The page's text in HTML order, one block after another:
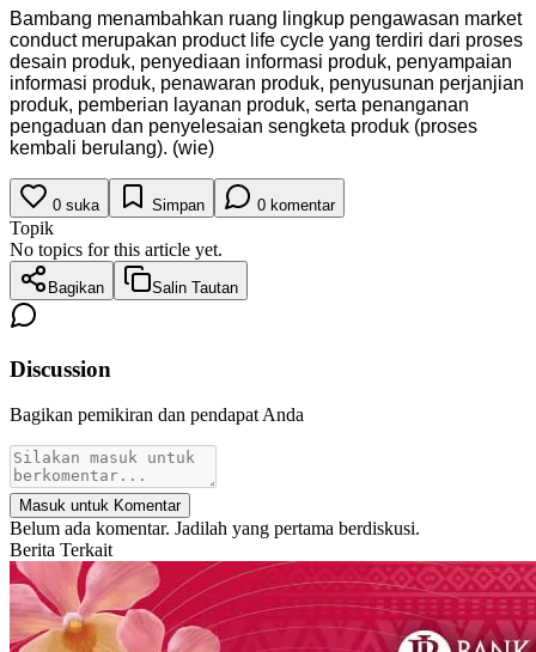
Bambang menambahkan ruang lingkup pengawasan market
conduct merupakan product life cycle yang terdiri dari proses
desain produk, penyediaan informasi produk, penyampaian
informasi produk, penawaran produk, penyusunan perjanjian
produk, pemberian layanan produk, serta penanganan
pengaduan dan penyelesaian sengketa produk (proses
kembali berulang). (wie)
0 suka Simpan 0 komentar
Topik
No topics for this article yet.
Bagikan Salin Tautan
Discussion
Bagikan pemikiran dan pendapat Anda
Masuk untuk Komentar
Belum ada komentar. Jadilah yang pertama berdiskusi.
Berita Terkait